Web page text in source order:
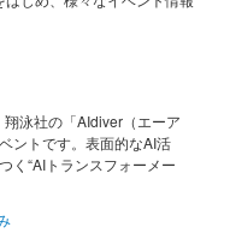
翔泳社の「AIdiver（エーア
ントです。表面的なAI活
く“AIトランスフォーメー